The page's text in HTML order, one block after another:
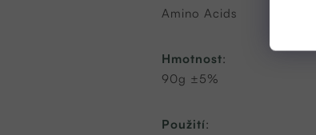
Amino Acids
Hmotnost:
90g ±5%
Použití: